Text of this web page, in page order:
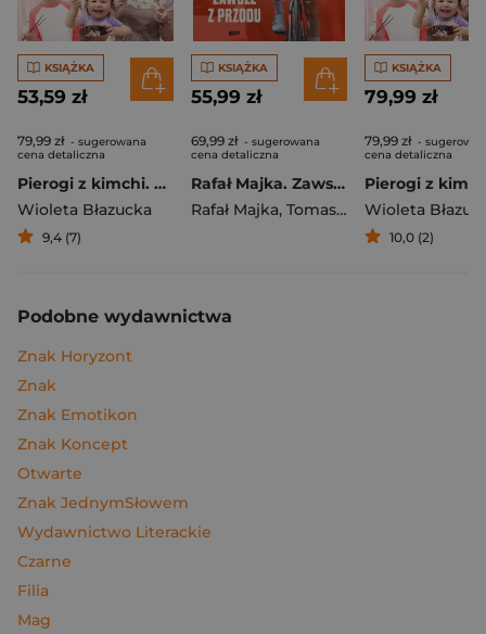
KSIĄŻKA
53,59 zł
79,99 zł - sugerowana
cena detaliczna
Pierogi z kimchi. Moje ulubione azjatyckie przepisy
Wioleta Błazucka
9,4 (7)
KSIĄŻKA
55,99 zł
69,99 zł - sugerowana
cena detaliczna
Rafał Majka. Zawsze z przodu. Rozmawia Tomasz Kalemba - książka z autografem
Rafał Majka, Tomasz Kalemba
KSIĄŻKA
79,99 zł
79,99 zł -
cena detaliczna
Wioleta
10,0 (2)
Podobne wydawnictwa
Znak Horyzont
Znak
Znak Emotikon
Znak Koncept
Otwarte
Znak JednymSłowem
Wydawnictwo Literackie
Czarne
Filia
Mag